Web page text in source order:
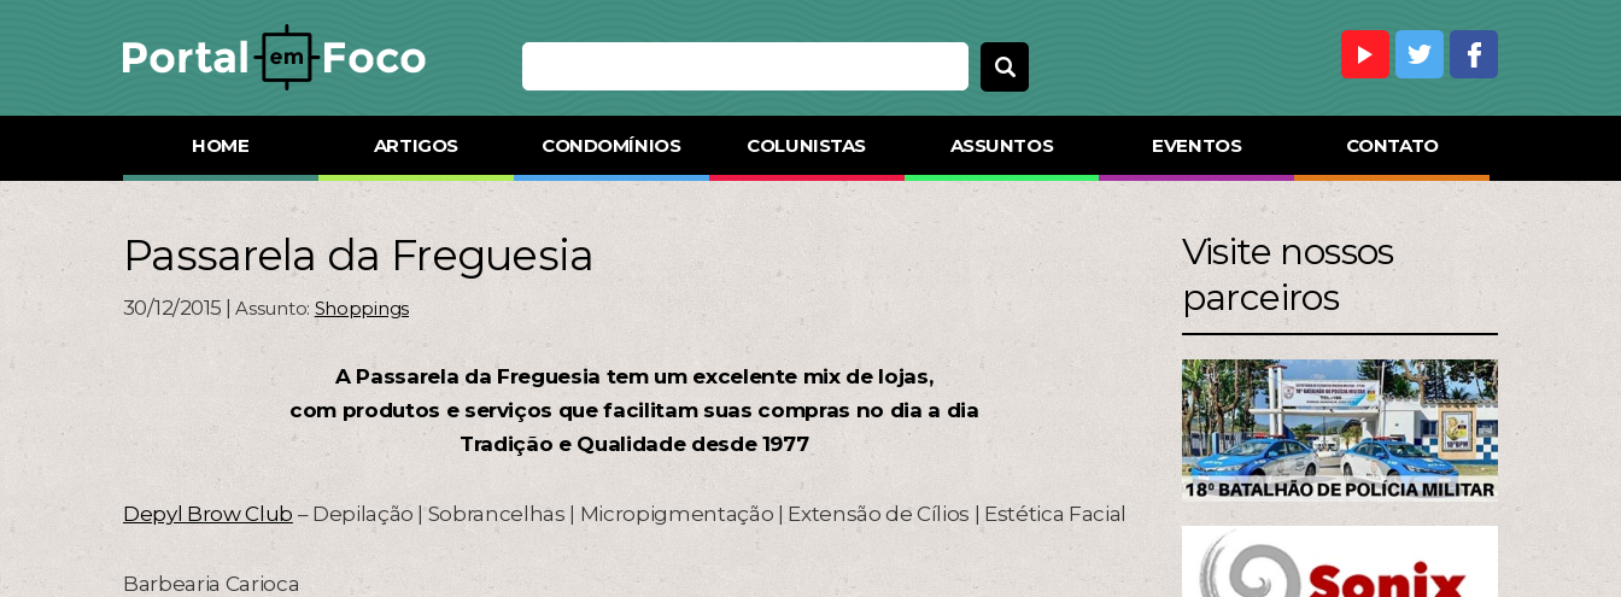
HOME ARTIGOS CONDOMÍNIOS COLUNISTAS ASSUNTOS EVENTOS CONTATO
Passarela da Freguesia
30/12/2015 |Assunto: Shoppings
A Passarela da Freguesia tem um excelente mix de lojas,
com produtos e serviços que facilitam suas compras no dia a dia
Tradição e Qualidade desde 1977
Depyl Brow Club – Depilação | Sobrancelhas | Micropigmentação | Extensão de Cílios | Estética Facial
Barbearia Carioca
Visite nossos
parceiros